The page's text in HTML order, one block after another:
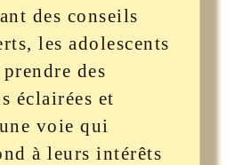
des conseils
les adolescents
des
éclairées et
voie qui
à leurs intérêts